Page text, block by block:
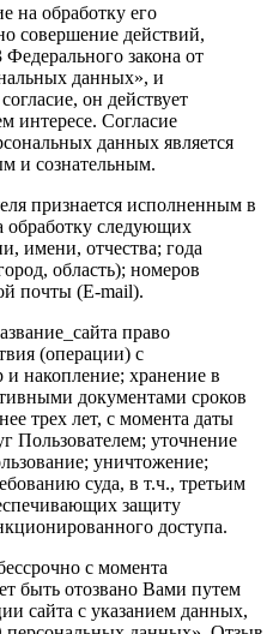
на обработку его
совершение действий,
закона от
данных», и
он действует
интересе. Согласие
данных является
и сознательным.
признается исполненным в
обработку следующих
имени, отчества; года
область); номеров
почты (E-mail).
право
(операции) с
накопление; хранение в
документами сроков
трех лет, с момента даты
Пользователем; уточнение
уничтожение;
суда, в т.ч., третьим
защиту
доступа.
с момента
быть отозвано Вами путем
сайта с указанием данных,